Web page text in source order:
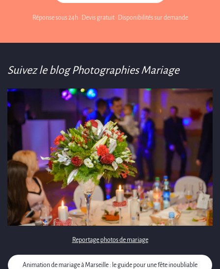
Réponse sous 24h · Devis gratuit · Disponibilités sur demande
Suivez le blog Photographies Mariage
Reportage photos de mariage
Animation de mariage à Marseille : le guide pour une fête inoubliable